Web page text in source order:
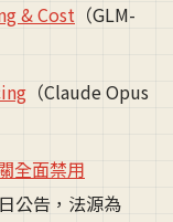
& Cost （GLM-
（Claude Opus
全面禁用
公告，法源為